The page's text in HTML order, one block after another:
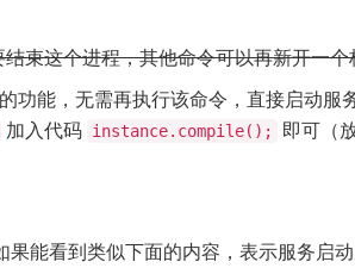
束这个进程，其他命令可以再新开一
功能，无需再执行该命令，直接启动
加入代码 instance.compile(); 即可（
果能看到类似下面的内容，表示服务启